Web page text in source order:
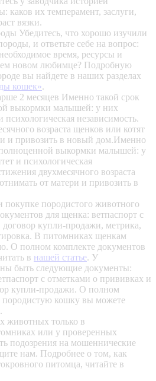
каков их темперамент, заслуги,
вязки.
Убедитесь, что хорошо изучили
и ответьте себе на вопрос:
время, ресурсы и
новом любимце? Подробную
вы найдете в наших разделах
кошек».
2 месяцев Именно такой срок
выкормки малышей: у них
независимость.
возраста щенков или котят
и привозить в новый дом.Именно
полноценной выкормки малышей: у
и психологическая
двухмесячного возраста
от матери и привозить в
покупке породистого животного
для щенка: ветпаспорт с
купли-продажи, метрика,
В питомниках щенкам
О полном комплекте документов
в нашей статье. У
быть следующие документы:
с отметками о прививках и
купли-продажи. О полном
породистую кошку вы можете
.
животных только в
или у проверенных
подозрения на мошеннические
нам. Подробнее о том, как
питомца, читайте в